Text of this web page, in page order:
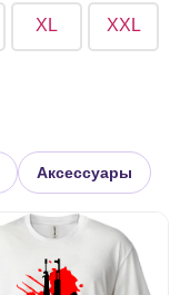
XL XXL
Аксессуары